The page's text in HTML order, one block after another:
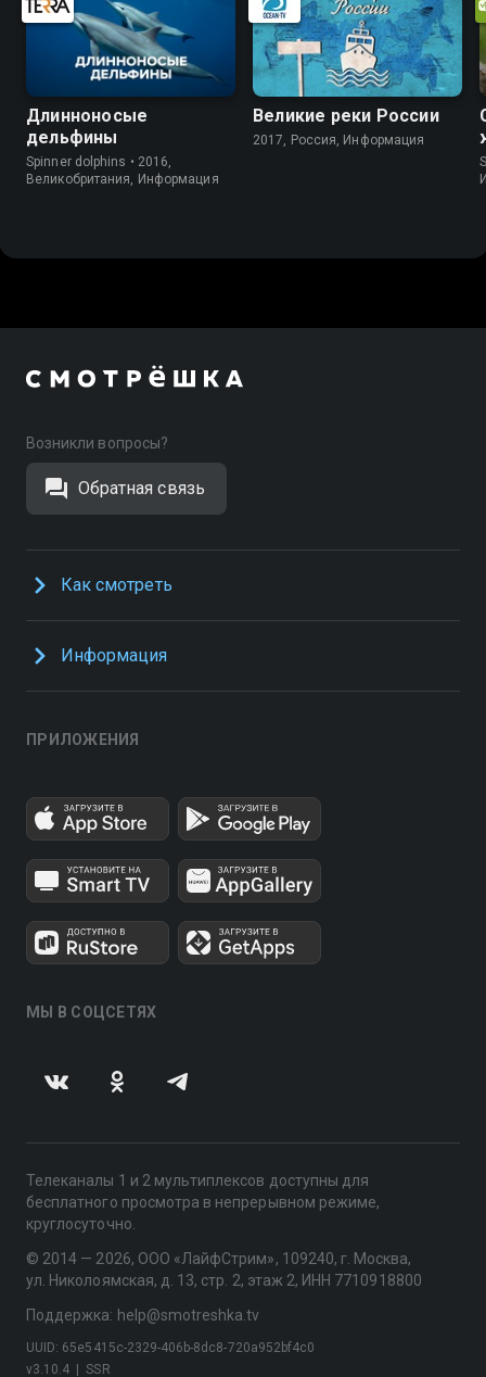
Длинноносые
дельфины
Spinner dolphins • 2016,
Великобритания, Информация
Великие реки России
2017, Россия, Информация
Возникли вопросы?
Обратная связь
Как смотреть
Информация
ПРИЛОЖЕНИЯ
МЫ В СОЦСЕТЯХ
Телеканалы 1 и 2 мультиплексов доступны для
бесплатного просмотра в непрерывном режиме,
круглосуточно.
© 2014 — 2026, ООО «ЛайфСтрим», 109240, г. Москва,
ул. Николоямская, д. 13, стр. 2, этаж 2, ИНН 7710918800
Поддержка: help@smotreshka.tv
v3.10.4 SSR
UUID: 65e5415c-2329-406b-8dc8-720a952bf4c0